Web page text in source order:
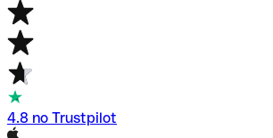
4.8 no Trustpilot